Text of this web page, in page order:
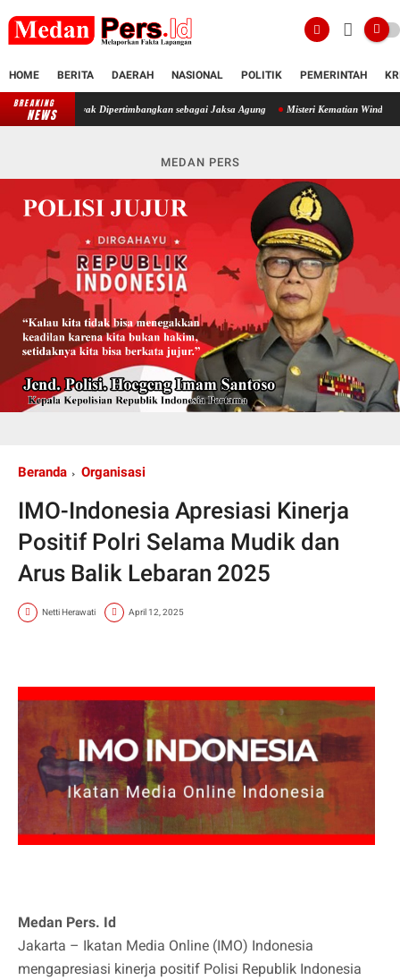
HOME BERITA DAERAH NASIONAL POLITIK PEMERINTAH
BREAKING
NEWS Laksamana Muda TNI (Purn.) Dr. Nazali Lempo Dinilai Layak
MEDAN PERS
Beranda Organisasi
IMO-Indonesia Apresiasi Kinerja
Positif Polri Selama Mudik dan
Arus Balik Lebaran 2025
Netti Herawati April 12, 2025
Medan Pers. Id
Jakarta – Ikatan Media Online (IMO) Indonesia
mengapresiasi kinerja positif Polisi Republik Indonesia